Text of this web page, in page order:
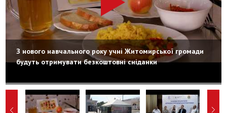
З нового навчального року учні Житомирської громади
будуть отримувати безкоштовні сніданки